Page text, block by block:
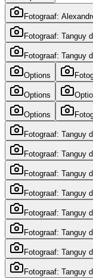
Fotograaf:
Fotograaf: Tanguy
Fotograaf: Tanguy
Options
Options
Options
Fotograaf: Tanguy
Fotograaf: Tanguy
Fotograaf: Tanguy
Fotograaf: Tanguy
Fotograaf: Tanguy
Fotograaf: Tanguy
Fotograaf: Tanguy
Fotograaf: Tanguy